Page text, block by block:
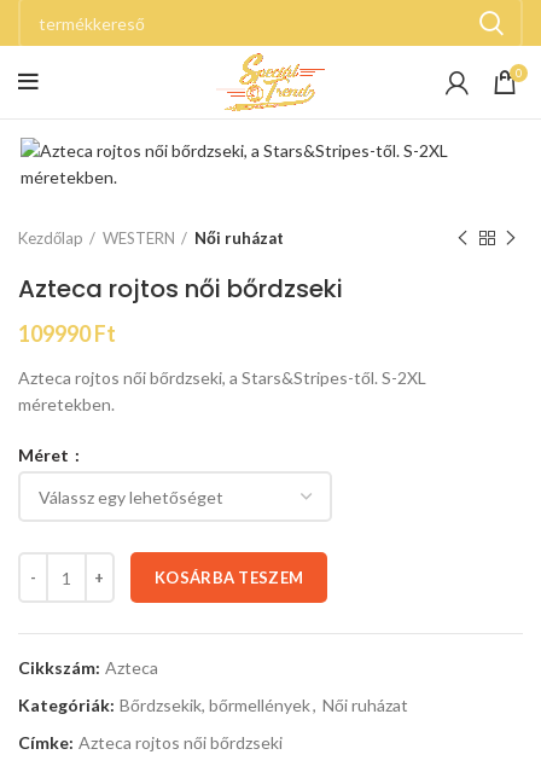
0
Kezdőlap WESTERN Női ruházat
Azteca rojtos női bőrdzseki
109990Ft
Azteca rojtos női bőrdzseki, a Stars&Stripes-től. S-2XL
méretekben.
Méret
KOSÁRBA TESZEM
Cikkszám: Azteca
Kategóriák: Bőrdzsekik, bőrmellények, Női ruházat
Címke: Azteca rojtos női bőrdzseki